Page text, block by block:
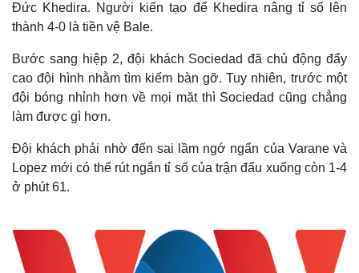
Đức Khedira. Người kiến tạo để Khedira nâng tỉ số lên
thành 4-0 là tiền vệ Bale.
Bước sang hiệp 2, đội khách Sociedad đã chủ động đẩy
cao đội hình nhằm tìm kiếm bàn gỡ. Tuy nhiên, trước một
đội bóng nhỉnh hơn về mọi mặt thì Sociedad cũng chẳng
làm được gì hơn.
Đội khách phải nhờ đến sai lầm ngớ ngẩn của Varane và
Lopez mới có thể rút ngắn tỉ số của trận đấu xuống còn 1-4
ở phút 61.